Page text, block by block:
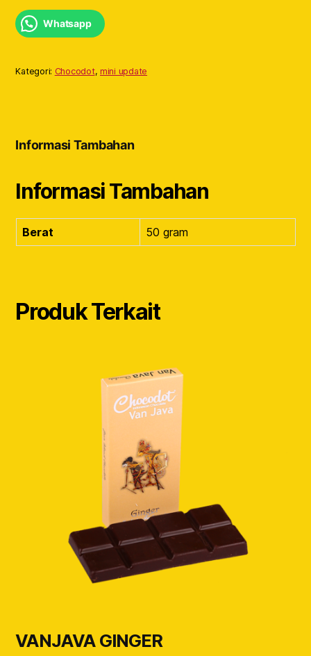
Whatsapp
Kategori: Chocodot,mini update
Informasi Tambahan
Informasi Tambahan
Berat 50 gram
Produk Terkait
VANJAVA GINGER